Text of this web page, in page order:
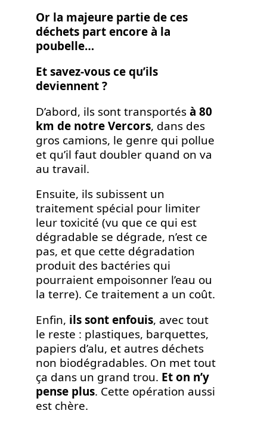
Or la majeure partie de ces
déchets part encore à la
poubelle…
Et savez-vous ce qu’ils
deviennent ?
D’abord, ils sont transportésà 80
km de notre Vercors, dans des
gros camions, le genre qui pollue
et qu’il faut doubler quand on va
au travail.
Ensuite, ils subissent un
traitement spécial pour limiter
leur toxicité (vu que ce qui est
dégradable se dégrade, n’est ce
pas, et que cette dégradation
produit des bactéries qui
pourraient empoisonner l’eau ou
la terre). Ce traitement a un coût.
Enfin, ils sont enfouis, avec tout
le reste : plastiques, barquettes,
papiers d’alu, et autres déchets
non biodégradables. On met tout
ça dans un grand trou. Et on n’y
pense plus. Cette opération aussi
est chère.